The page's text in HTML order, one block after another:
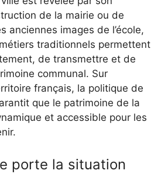
de la mairie ou de
anciennes images de l’école,
traditionnels permettent
de transmettre et de
communal. Sur
français, la politique de
que le patrimoine de la
et accessible pour les
porte la situation